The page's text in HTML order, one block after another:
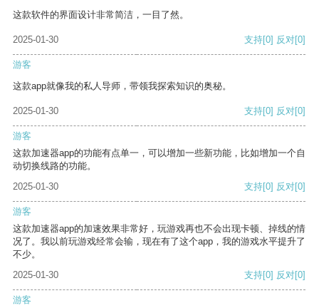
这款软件的界面设计非常简洁，一目了然。
2025-01-30 支持[0] 反对[0]
游客
这款app就像我的私人导师，带领我探索知识的奥秘。
2025-01-30 支持[0] 反对[0]
游客
这款加速器app的功能有点单一，可以增加一些新功能，比如增加一个自
动切换线路的功能。
2025-01-30
支持[0] 反对[0]
游客
这款加速器app的加速效果非常好，玩游戏再也不会出现卡顿、掉线的情
况了。我以前玩游戏经常会输，现在有了这个app，我的游戏水平提升了
不少。
2025-01-30
支持[0] 反对[0]
游客